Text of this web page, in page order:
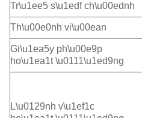
Tr\u1ee5 s\u1edf ch\u00ednh
Th\u00e0nh vi\u00ean
Gi\u1ea5y ph\u00e9p
ho\u1ea1t \u0111\u1ed9ng
L\u0129nh v\u1ef1c